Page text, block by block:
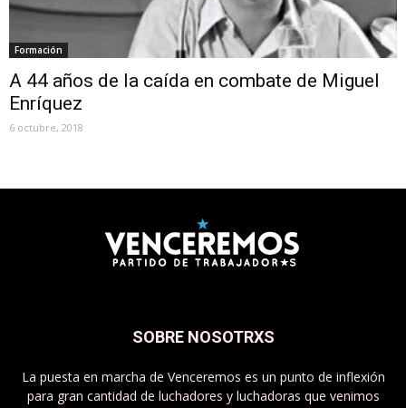
Formación
A 44 años de la caída en combate de Miguel
Enríquez
6 octubre, 2018
SOBRE NOSOTRXS
La puesta en marcha de Venceremos es un punto de inflexión
para gran cantidad de luchadores y luchadoras que venimos